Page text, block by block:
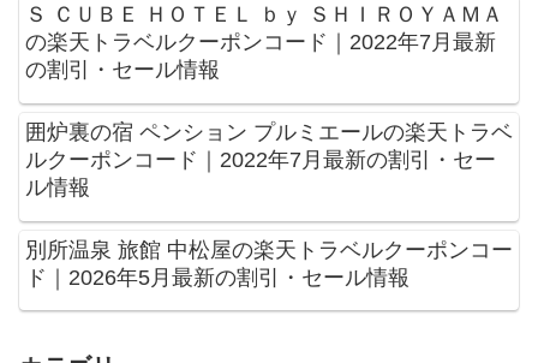
Ｓ ＣＵＢＥ ＨＯＴＥＬ ｂｙ ＳＨＩＲＯＹＡＭＡ
の楽天トラベルクーポンコード｜2022年7月最新
の割引・セール情報
囲炉裏の宿 ペンション プルミエールの楽天トラベ
ルクーポンコード｜2022年7月最新の割引・セー
ル情報
別所温泉 旅館 中松屋の楽天トラベルクーポンコー
ド｜2026年5月最新の割引・セール情報